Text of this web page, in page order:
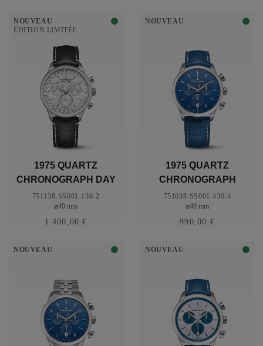
NOUVEAU
ÉDITION LIMITÉE
1975 QUARTZ
CHRONOGRAPH DAY
DATE LIMITED
EDITION
751138-SS001-130-2
⌀40 mm
1.400,00 €
NOUVEAU
1975 QUARTZ
CHRONOGRAPH
40MM
751038-SS001-430-4
⌀40 mm
990,00 €
NOUVEAU NOUVEAU